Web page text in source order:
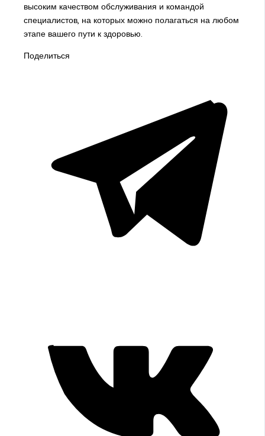
высоким качеством обслуживания и командой
специалистов, на которых можно полагаться на любом
этапе вашего пути к здоровью.
Поделиться